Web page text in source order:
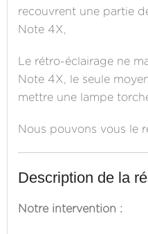
recouvrent une partie
Note 4X,
Le rétro-éclairage ne
Note 4X, le seule
mettre une lampe
Nous pouvons vous le
Description de la
Notre intervention :